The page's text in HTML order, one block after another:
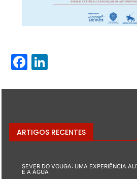
Facebook
ARTIGOS RECENTES
SEVER DO VOUGA: UMA EXPERIÊNCIA
E A ÁGUA